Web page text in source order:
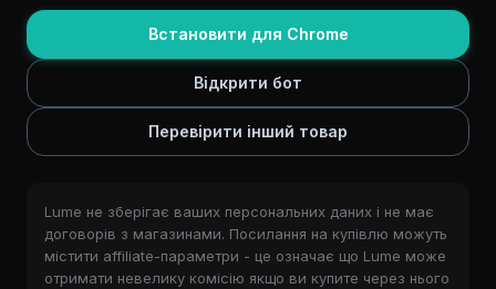
Встановити для Chrome
Відкрити бот
Перевірити інший товар
Lume не зберігає ваших персональних даних і не має
договорів з магазинами. Посилання на купівлю можуть
містити affiliate-параметри - це означає що Lume може
отримати невелику комісію якщо ви купите через нього